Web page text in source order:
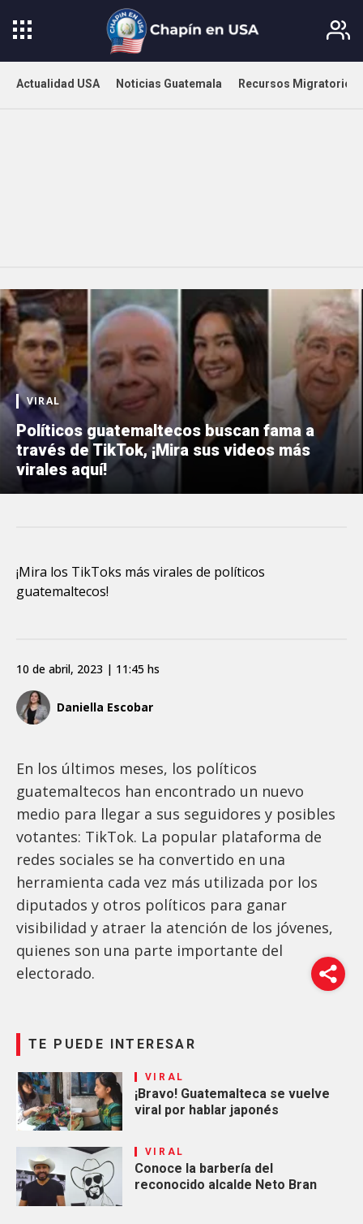
Actualidad USA Noticias Guatemala Recursos Migratorios
VIRAL
Políticos guatemaltecos buscan fama a
través de TikTok, ¡Mira sus videos más
virales aquí!
¡Mira los TikToks más virales de políticos
guatemaltecos!
Daniella Escobar
10 de abril, 2023 | 11:45 hs
En los últimos meses, los políticos
guatemaltecos han encontrado un nuevo
medio para llegar a sus seguidores y posibles
votantes: TikTok. La popular plataforma de
redes sociales se ha convertido en una
herramienta cada vez más utilizada por los
diputados y otros políticos para ganar
visibilidad y atraer la atención de los jóvenes,
quienes son una parte importante del
electorado.
TE PUEDE INTERESAR
VIRAL
¡Bravo! Guatemalteca se vuelve
viral por hablar japonés
VIRAL
Conoce la barbería del
reconocido alcalde Neto Bran